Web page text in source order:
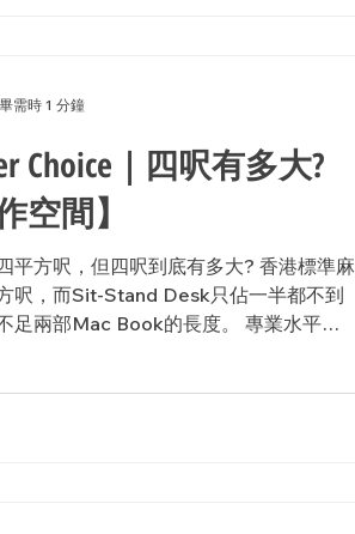
Choice｜四呎有多大?
空間】
平方呎，但四呎到底有多大? 香港標準麻
呎，而Sit-Stand Desk只佔一半都不到
足兩部Mac Book的長度。 專業水平其
需時 1 分鐘